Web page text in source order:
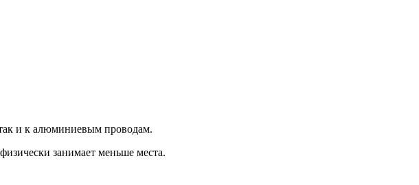
и к алюминиевым проводам.
занимает меньше места.